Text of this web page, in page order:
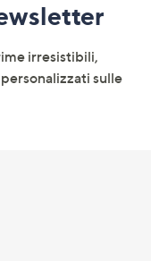
irresistibili,
sulle